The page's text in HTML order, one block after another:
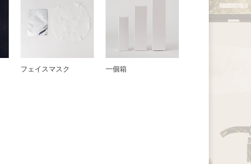
フェイスマスク 一個箱